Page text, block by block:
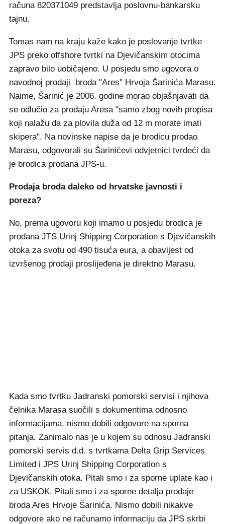
računa 820371049 predstavlja poslovnu-bankarsku
tajnu.
Tomas nam na kraju kaže kako je poslovanje tvrtke
JPS preko offshore tvrtki na Djevičanskim otocima
zapravo bilo uobičajeno. U posjedu smo ugovora o
navodnoj prodaji broda "Ares" Hrvoja Šarinića Marasu.
Naime, Šarinić je 2006. godine morao objašnjavati da
se odlučio za prodaju Aresa "samo zbog novih propisa
koji nalažu da za plovila duža od 12 m morate imati
skipera". Na novinske napise da je brodicu prodao
Marasu, odgovorali su Šarinićevi odvjetnici tvrdeći da
je brodica prodana JPS-u.
Prodaja broda daleko od hrvatske javnosti i
poreza?
No, prema ugovoru koji imamo u posjedu brodica je
prodana JTS Urinj Shipping Corporation s Djevičanskih
otoka za svotu od 490 tisuća eura, a obavijest od
izvršenog prodaji proslijeđena je direktno Marasu.
Kada smo tvrtku Jadranski pomorski servisi i njihova
čelnika Marasa suočili s dokumentima odnosno
informacijama, nismo dobili odgovore na sporna
pitanja. Zanimalo nas je u kojem su odnosu Jadranski
pomorski servis d.d. s tvrtkama Delta Grip Services
Limited i JPS Urinj Shipping Corporation s
Djevičanskih otoka. Pitali smo i za sporne uplate kao i
za USKOK. Pitali smo i za sporne detalja prodaje
broda Ares Hrvoje Šarinića. Nismo dobili nikakve
odgovore ako ne računamo informaciju da JPS skrbi